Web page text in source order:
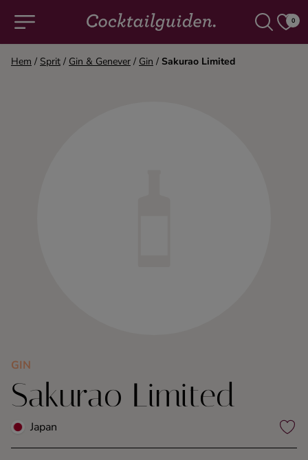
0
Likör
Rom
Hem / Sprit / Gin & Genever / Gin / Sakurao Limited
GIN
Sakurao Limited
Japan